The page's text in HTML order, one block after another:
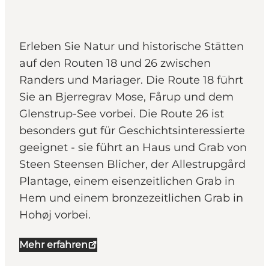
Erleben Sie Natur und historische Stätten
auf den Routen 18 und 26 zwischen
Randers und Mariager. Die Route 18 führt
Sie an Bjerregrav Mose, Fårup und dem
Glenstrup-See vorbei. Die Route 26 ist
besonders gut für Geschichtsinteressierte
geeignet - sie führt an Haus und Grab von
Steen Steensen Blicher, der Allestrupgård
Plantage, einem eisenzeitlichen Grab in
Hem und einem bronzezeitlichen Grab in
Hohøj vorbei.
Mehr erfahren